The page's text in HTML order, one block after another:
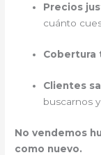
Precios
cuánto
Cobertura
Clientes
buscarnos
No vendemos
como nuevo.